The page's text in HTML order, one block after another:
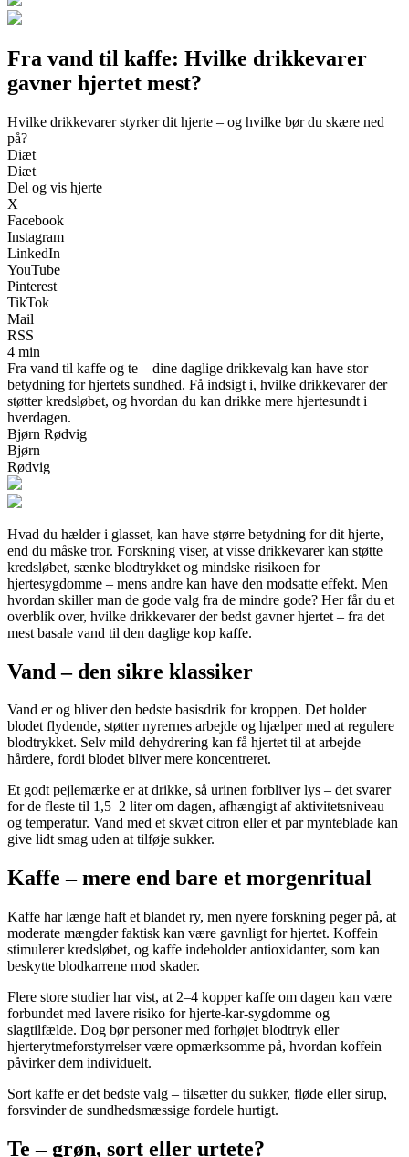
Fra vand til kaffe: Hvilke drikkevarer
gavner hjertet mest?
Hvilke drikkevarer styrker dit hjerte – og hvilke bør du skære ned
på?
Diæt
Diæt
Del og vis hjerte
X
Facebook
Instagram
LinkedIn
YouTube
Pinterest
TikTok
Mail
RSS
4 min
Fra vand til kaffe og te – dine daglige drikkevalg kan have stor
betydning for hjertets sundhed. Få indsigt i, hvilke drikkevarer der
støtter kredsløbet, og hvordan du kan drikke mere hjertesundt i
hverdagen.
Bjørn Rødvig
Bjørn
Rødvig
Hvad du hælder i glasset, kan have større betydning for dit hjerte,
end du måske tror. Forskning viser, at visse drikkevarer kan støtte
kredsløbet, sænke blodtrykket og mindske risikoen for
hjertesygdomme – mens andre kan have den modsatte effekt. Men
hvordan skiller man de gode valg fra de mindre gode? Her får du et
overblik over, hvilke drikkevarer der bedst gavner hjertet – fra det
mest basale vand til den daglige kop kaffe.
Vand – den sikre klassiker
Vand er og bliver den bedste basisdrik for kroppen. Det holder
blodet flydende, støtter nyrernes arbejde og hjælper med at regulere
blodtrykket. Selv mild dehydrering kan få hjertet til at arbejde
hårdere, fordi blodet bliver mere koncentreret.
Et godt pejlemærke er at drikke, så urinen forbliver lys – det svarer
for de fleste til 1,5–2 liter om dagen, afhængigt af aktivitetsniveau
og temperatur. Vand med et skvæt citron eller et par mynteblade kan
give lidt smag uden at tilføje sukker.
Kaffe – mere end bare et morgenritual
Kaffe har længe haft et blandet ry, men nyere forskning peger på, at
moderate mængder faktisk kan være gavnligt for hjertet. Koffein
stimulerer kredsløbet, og kaffe indeholder antioxidanter, som kan
beskytte blodkarrene mod skader.
Flere store studier har vist, at 2–4 kopper kaffe om dagen kan være
forbundet med lavere risiko for hjerte-kar-sygdomme og
slagtilfælde. Dog bør personer med forhøjet blodtryk eller
hjerterytmeforstyrrelser være opmærksomme på, hvordan koffein
påvirker dem individuelt.
Sort kaffe er det bedste valg – tilsætter du sukker, fløde eller sirup,
forsvinder de sundhedsmæssige fordele hurtigt.
Te – grøn, sort eller urtete?